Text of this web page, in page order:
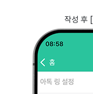
작성 후